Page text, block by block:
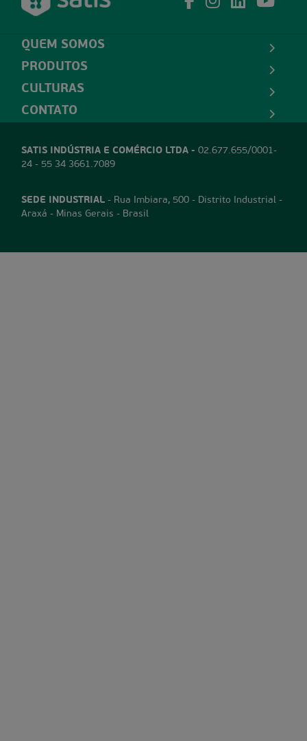
QUEM SOMOS
PRODUTOS
CULTURAS
CONTATO
SATIS INDÚSTRIA E COMÉRCIO LTDA - 02.677.655/0001-
24 - 55 34 3661.7089
SEDE INDUSTRIAL - Rua Imbiara, 500 - Distrito Industrial -
Araxá - Minas Gerais - Brasil